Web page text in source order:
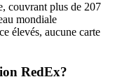
couvrant plus de 207
mondiale
élevés, aucune carte
RedEx?